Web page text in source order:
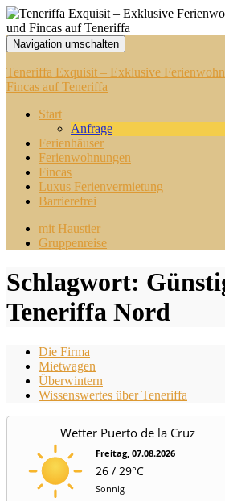
Navigation umschalten
Teneriffa Exquisit – Exklusive
Fincas auf Teneriffa
Start
Anfrage
Ferienhäuser
Ferienwohnungen
Fincas
Luxus Ferienvermietung
Barrierefrei
mit Haustier
Gruppenreise
Schlagwort:
Teneriffa Nord
Die Firma
Mietwagen
Überwintern
Wissenswertes über Teneriffa
Wetter Puerto de la Cruz
Freitag, 07.08.2026
26 / 29°C
Sonnig